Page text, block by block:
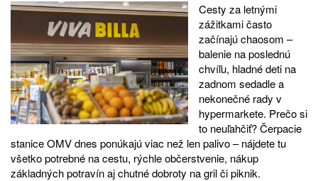
Cesty za letnými
zážitkami často
začínajú chaosom –
balenie na poslednú
chvíľu, hladné deti na
zadnom sedadle a
nekonečné rady v
hypermarkete. Prečo si
to neuľahčiť? Čerpacie
stanice OMV dnes ponúkajú viac než len palivo – nájdete tu
všetko potrebné na cestu, rýchle občerstvenie, nákup
základných potravín aj chutné dobroty na gril či piknik.